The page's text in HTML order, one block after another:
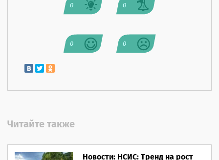
0 0
0 0
Читайте также
Новости: НСИС: Тренд на рост